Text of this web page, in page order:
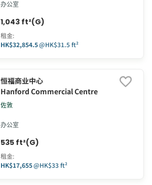
办公室
1,043 ft²(G)
租金:
HK$32,854.5@HK$31.5 ft²
恒福商业中心
Hanford Commercial Centre
佐敦
办公室
535 ft²(G)
租金:
HK$17,655@HK$33 ft²